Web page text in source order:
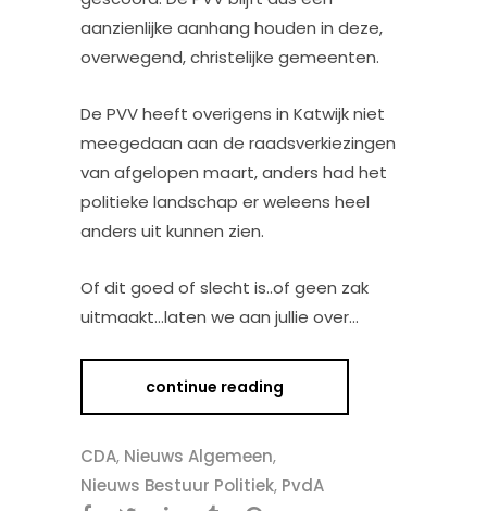
aanzienlijke aanhang houden in deze,
overwegend, christelijke gemeenten.
De PVV heeft overigens in Katwijk niet
meegedaan aan de raadsverkiezingen
van afgelopen maart, anders had het
politieke landschap er weleens heel
anders uit kunnen zien.
Of dit goed of slecht is..of geen zak
uitmaakt…laten we aan jullie over…
continue reading
CDA, Nieuws Algemeen,
Nieuws Bestuur Politiek, PvdA